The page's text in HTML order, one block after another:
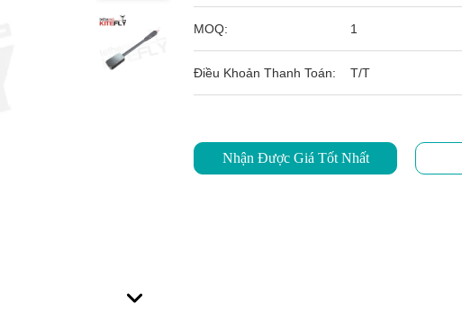
MOQ: 1
Điều Khoản Thanh Toán: T/T
Nhận Được Giá Tốt Nhất